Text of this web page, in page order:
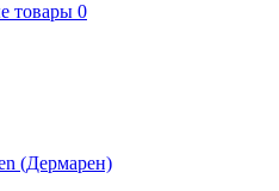
товары 0
(Дермарен)